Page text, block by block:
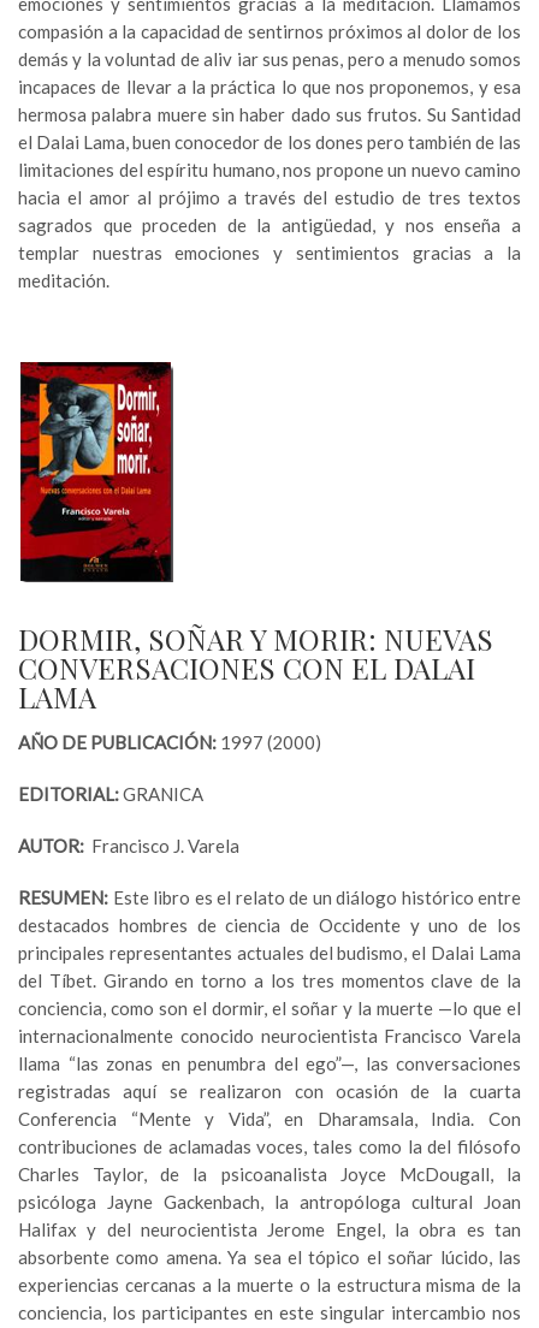
compasión a la capacidad de sentirnos próximos al dolor de los
demás y la voluntad de aliv iar sus penas, pero a menudo somos
incapaces de llevar a la práctica lo que nos proponemos, y esa
hermosa palabra muere sin haber dado sus frutos. Su Santidad
el Dalai Lama, buen conocedor de los dones pero también de las
limitaciones del espíritu humano, nos propone un nuevo camino
hacia el amor al prójimo a través del estudio de tres textos
sagrados que proceden de la antigüedad, y nos enseña a
templar nuestras emociones y sentimientos gracias a la
meditación.
DORMIR, SOÑAR Y MORIR: NUEVAS
CONVERSACIONES CON EL DALAI
LAMA
AÑO DE PUBLICACIÓN: 1997 (2000)
EDITORIAL:GRANICA
AUTOR: Francisco J. Varela
RESUMEN: Este libro es el relato de un diálogo histórico entre
destacados hombres de ciencia de Occidente y uno de los
principales representantes actuales del budismo, el Dalai Lama
del Tíbet. Girando en torno a los tres momentos clave de la
conciencia, como son el dormir, el soñar y la muerte —lo que el
internacionalmente conocido neurocientista Francisco Varela
llama “las zonas en penumbra del ego”—, las conversaciones
registradas aquí se realizaron con ocasión de la cuarta
Conferencia “Mente y Vida”, en Dharamsala, India. Con
contribuciones de aclamadas voces, tales como la del filósofo
Charles Taylor, de la psicoanalista Joyce McDougall, la
psicóloga Jayne Gackenbach, la antropóloga cultural Joan
Halifax y del neurocientista Jerome Engel, la obra es tan
absorbente como amena. Ya sea el tópico el soñar lúcido, las
experiencias cercanas a la muerte o la estructura misma de la
conciencia, los participantes en este singular intercambio nos